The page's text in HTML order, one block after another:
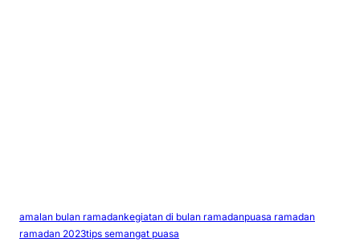
amalan bulan ramadankegiatan di bulan ramadanpuasa ramadan
ramadan 2023tips semangat puasa